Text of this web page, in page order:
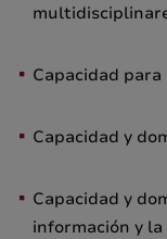
Capacidad
Capacidad y
Capacidad y
información y